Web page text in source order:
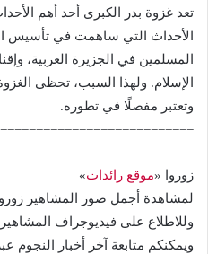
تعد غزوة بدر الكبرى أحد أهم
الأحداث التي ساهمت في تأسيس
المسلمين في الجزيرة العربية،
الإسلام. ولهذا السبب، تحظى
وتعتبر مفصلًا في تطوره.
زوروا «موقع رائدات»
لمشاهدة أجمل صور المشاهير
وللاطلاع على فيديوجراف
ويمكنكم متابعة آخر أخبار النجوم